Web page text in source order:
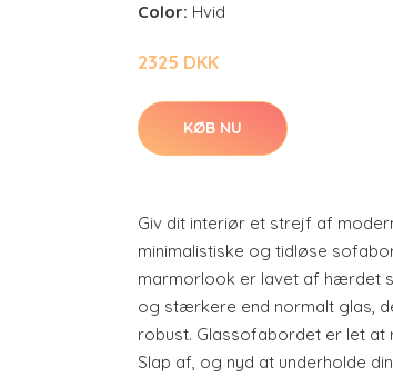
Color: Hvid
2325 DKK
KØB NU
Giv dit interiør et strejf af
minimalistiske og tidløse
marmorlook er lavet af hærdet
og stærkere end normalt glas,
robust. Glassofabordet er let at
Slap af, og nyd at underholde